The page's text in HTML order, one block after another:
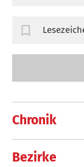
Chronik
Bezirke